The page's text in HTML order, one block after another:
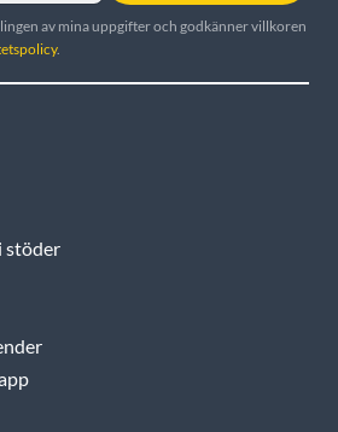
av mina uppgifter och godkänner villkoren
.
stöder